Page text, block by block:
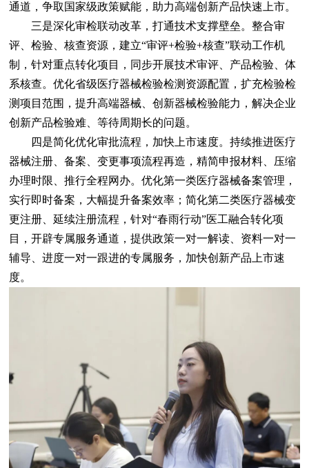
通道，争取国家级政策赋能，助力高端创新产品快速上市。
三是深化审检联动改革，打通技术支撑壁垒。整合审
评、检验、核查资源，建立“审评+检验+核查”联动工作机
制，针对重点转化项目，同步开展技术审评、产品检验、体
系核查。优化省级医疗器械检验检测资源配置，扩充检验检
测项目范围，提升高端器械、创新器械检验能力，解决企业
创新产品检验难、等待周期长的问题。
四是简化优化审批流程，加快上市速度。持续推进医疗
器械注册、备案、变更事项流程再造，精简申报材料、压缩
办理时限、推行全程网办。优化第一类医疗器械备案管理，
实行即时备案，大幅提升备案效率；简化第二类医疗器械变
更注册、延续注册流程，针对“春雨行动”医工融合转化项
目，开辟专属服务通道，提供政策一对一解读、资料一对一
辅导、进度一对一跟进的专属服务，加快创新产品上市速
度。